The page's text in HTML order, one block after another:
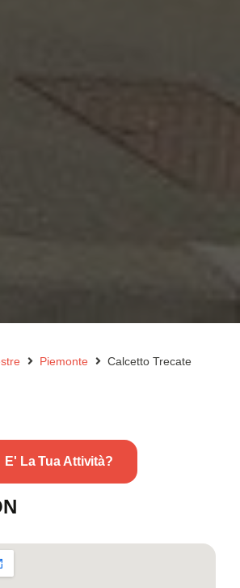
Piemonte Calcetto Trecate
E' La Tua Attività?